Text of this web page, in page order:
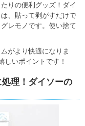
りの便利グッズ！ダイ
、貼って剥がすだけで
レモノです。使い捨て
がより快適になりま
しいポイントです！
理！ダイソーの